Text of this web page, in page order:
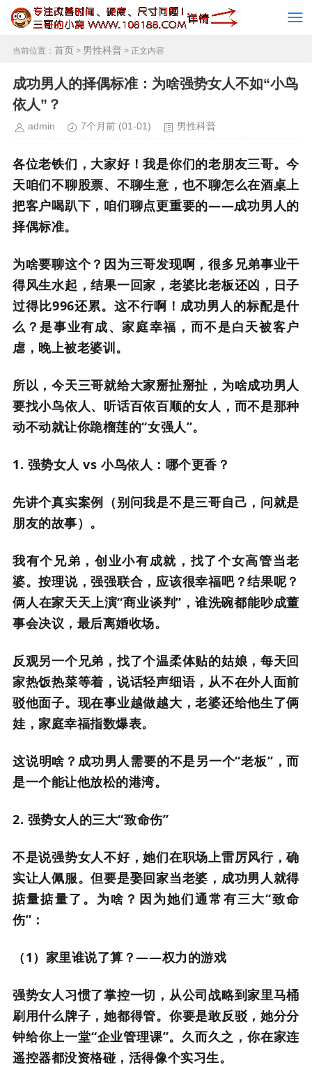
当前位置： 首页 > 男性科普 > 正文内容
成功男人的择偶标准：为啥强势女人不如“小鸟
依人”？
admin 7个月前 (01-01) 男性科普
各位老铁们，大家好！我是你们的老朋友三哥。今
天咱们不聊股票、不聊生意，也不聊怎么在酒桌上
把客户喝趴下，咱们聊点更重要的——成功男人的
择偶标准。
为啥要聊这个？因为三哥发现啊，很多兄弟事业干
得风生水起，结果一回家，老婆比老板还凶，日子
过得比996还累。这不行啊！成功男人的标配是什
么？是事业有成、家庭幸福，而不是白天被客户
虐，晚上被老婆训。
所以，今天三哥就给大家掰扯掰扯，为啥成功男人
要找小鸟依人、听话百依百顺的女人，而不是那种
动不动就让你跪榴莲的“女强人”。
1. 强势女人 vs 小鸟依人：哪个更香？
先讲个真实案例（别问我是不是三哥自己，问就是
朋友的故事）。
我有个兄弟，创业小有成就，找了个女高管当老
婆。按理说，强强联合，应该很幸福吧？结果呢？
俩人在家天天上演“商业谈判”，谁洗碗都能吵成董
事会决议，最后离婚收场。
反观另一个兄弟，找了个温柔体贴的姑娘，每天回
家热饭热菜等着，说话轻声细语，从不在外人面前
驳他面子。现在事业越做越大，老婆还给他生了俩
娃，家庭幸福指数爆表。
这说明啥？成功男人需要的不是另一个“老板”，而
是一个能让他放松的港湾。
2. 强势女人的三大“致命伤”
不是说强势女人不好，她们在职场上雷厉风行，确
实让人佩服。但要是娶回家当老婆，成功男人就得
掂量掂量了。为啥？因为她们通常有三大“致命
伤”：
（1）家里谁说了算？——权力的游戏
强势女人习惯了掌控一切，从公司战略到家里马桶
刷用什么牌子，她都得管。你要是敢反驳，她分分
钟给你上一堂“企业管理课”。久而久之，你在家连
遥控器都没资格碰，活得像个实习生。